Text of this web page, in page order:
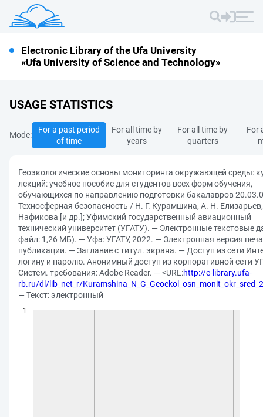
Electronic Library of the Ufa University
«Ufa University of Science and Technology»
USAGE STATISTICS
Mode:
For a past period
of time
For all time by
years
For all time by
quarters
For
Геоэкологические основы мониторинга окружающей среды:
лекций: учебное пособие для студентов всех форм обучения,
обучающихся по направлению подготовки бакалавров
Техносферная безопасность / Н. Г. Курамшина, А. Н.
Нафикова [и др.]; Уфимский государственный авиационный
технический университет (УГАТУ). — Электронные текстовые
файл: 1,26 МБ). — Уфа: УГАТУ, 2022. — Электронная версия
публикации. — Заглавие с титул. экрана. — Доступ из сети
логину и паролю. Анонимный доступ из корпоративной сети
Систем. требования: Adobe Reader. — <URL:http://e-library.ufa-
rb.ru/dl/lib_net_r/
— Текст: электронный